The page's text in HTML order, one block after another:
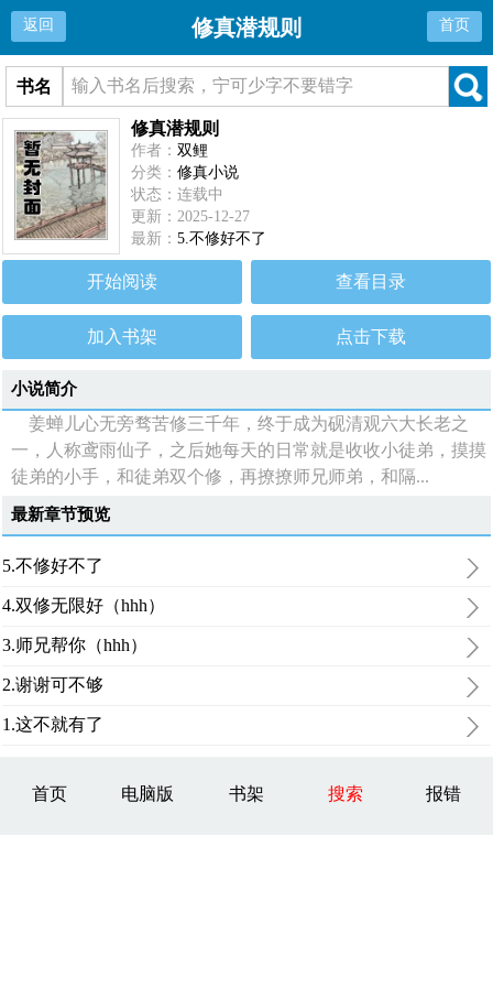
返回 修真潜规则 首页
书名
修真潜规则
作者：双鲤
分类：修真小说
状态：连载中
更新：2025-12-27
最新：5.不修好不了
开始阅读 查看目录
加入书架 点击下载
小说简介
姜蝉儿心无旁骛苦修三千年，终于成为砚清观六大长老之
一，人称鸢雨仙子，之后她每天的日常就是收收小徒弟，摸摸
徒弟的小手，和徒弟双个修，再撩撩师兄师弟，和隔...
最新章节预览
5.不修好不了
4.双修无限好（hhh）
3.师兄帮你（hhh）
2.谢谢可不够
1.这不就有了
首页 电脑版 书架 搜索 报错